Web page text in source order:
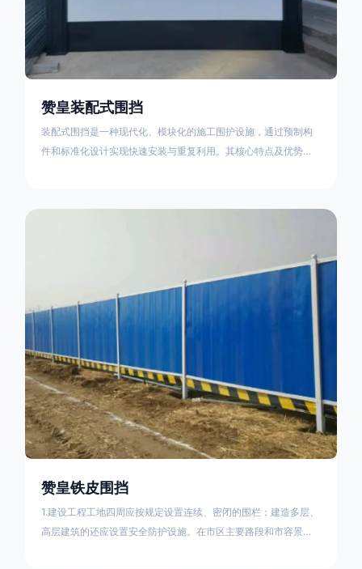
赞皇装配式围挡
装配式围挡是一种现代化、模块化的施工围护设施，通过预制构
件和标准化设计实现快速安装与重复利用。其核心特点及优势如
撑、横撑加强筋等部件增强整体稳定性立柱规格：通常为
赞皇铁皮围挡
1.建设工程工地四周应按规定设置连续、密闭的围栏；建造多层、
高层建筑的还应设置安全防护设施。在市区主要路段和市容景观